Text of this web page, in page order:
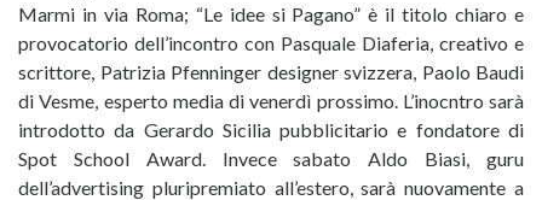
Marmi in via Roma; “Le idee si Pagano” è il titolo chiaro e
provocatorio dell’incontro con Pasquale Diaferia, creativo e
scrittore, Patrizia Pfenninger designer svizzera, Paolo Baudi
di Vesme, esperto media di venerdì prossimo. L’inocntro sarà
introdotto da Gerardo Sicilia pubblicitario e fondatore di
Spot School Award. Invece sabato Aldo Biasi, guru
dell’advertising pluripremiato all’estero, sarà nuovamente a